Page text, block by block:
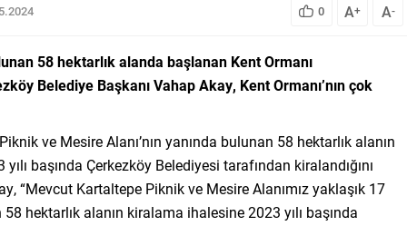
0 A+ A-
58 hektarlık alanda başlanan Kent Ormanı
Belediye Başkanı Vahap Akay, Kent Ormanı’nın çok
ve Mesire Alanı’nın yanında bulunan 58 hektarlık alanın
başında Çerkezköy Belediyesi tarafından kiralandığını
“Mevcut Kartaltepe Piknik ve Mesire Alanımız yaklaşık 17
hektarlık alanın kiralama ihalesine 2023 yılı başında